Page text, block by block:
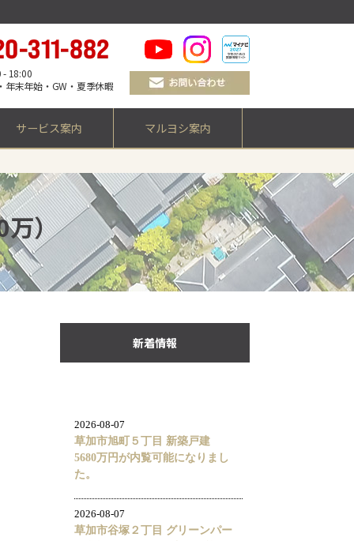
- 18:00
年末年始・GW・夏季休暇
サービス案内 マルヨシ案内
万）
新着情報